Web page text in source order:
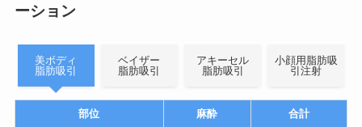
ーション
美ボディ
脂肪吸引
ベイザー
脂肪吸引
アキーセル
脂肪吸引
小顔用脂肪吸
引注射
部位 麻酔 合計